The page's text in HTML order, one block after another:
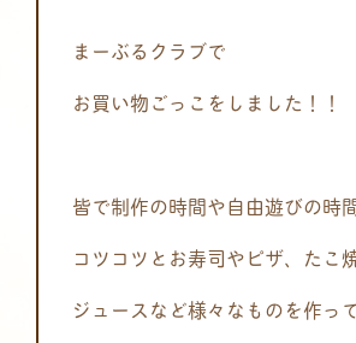
まーぶるクラブで
お買い物ごっこをしました！！
皆で制作の時間や自由遊びの時
コツコツとお寿司やピザ、たこ
ジュースなど様々なものを作っ